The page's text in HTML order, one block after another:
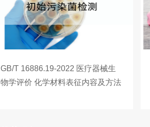
GB/T 16886.19-2022 医疗器械生
物学评价 化学材料表征内容及方法